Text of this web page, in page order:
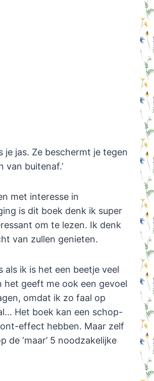
je jas. Ze beschermt je tegen
van buitenaf.’
met interesse in
is dit boek denk ik super
om te lezen. Ik denk
van zullen genieten.
als ik is het een beetje veel
het geeft me ook een gevoel
omdat ik zo faal op
Het boek kan een schop-
effect hebben. Maar zelf
de ‘maar’ 5 noodzakelijke